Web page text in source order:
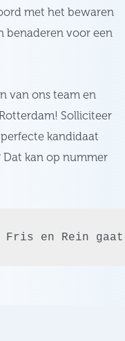
met het bewaren
benaderen voor een
van ons team en
Solliciteer
kandidaat
kan op nummer
en Rein gaat u